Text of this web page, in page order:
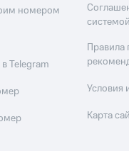
номером
Telegram
системой
Правила
Условия
Карта